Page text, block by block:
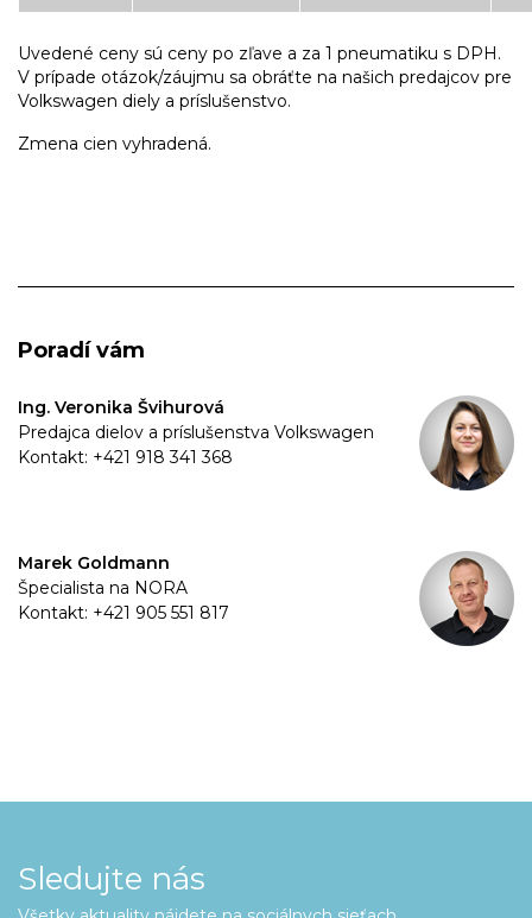
Uvedené ceny sú ceny po zľave a za 1 pneumatiku s DPH.
V prípade otázok/záujmu sa obráťte na našich predajcov pre
Volkswagen diely a príslušenstvo.
Zmena cien vyhradená.
Poradí vám
Ing. Veronika Švihurová
Predajca dielov a príslušenstva Volkswagen
Kontakt: +421 918 341 368
Marek Goldmann
Špecialista na NORA
Kontakt: +421 905 551 817
Sledujte nás